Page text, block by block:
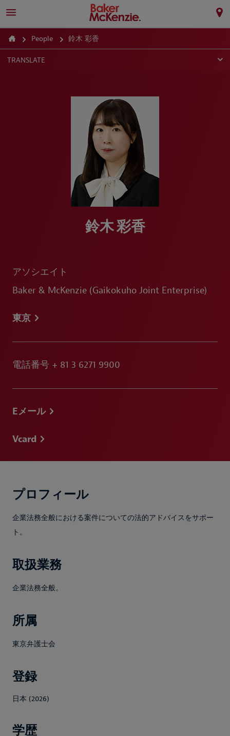
People 鈴木 彩香
TRANSLATE
鈴木 彩香
アソシエイト
Baker & McKenzie (Gaikokuho Joint Enterprise)
東京
電話番号 + 81 3 6271 9900
Eメール
Vcard
プロフィール
企業法務全般における案件についての法的アドバイスをサポー
ト。
取扱業務
企業法務全般。
所属
東京弁護士会
登録
日本 (2026)
学歴